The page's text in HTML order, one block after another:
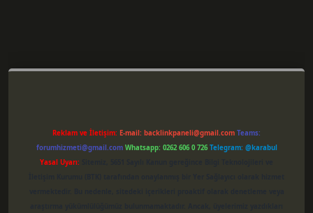
Reklam ve İletişim: E-mail: backlinkpaneli@gmail.com Teams:
forumhizmeti@gmail.com Whatsapp: 0262 606 0 726 Telegram: @karabul
Yasal Uyarı: